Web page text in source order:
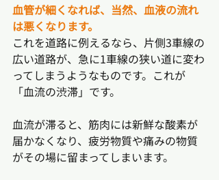
血管が細くなれば、当然、血液の流れ
は悪くなります。
これを道路に例えるなら、片側3車線の
広い道路が、急に1車線の狭い道に変わ
ってしまうようなものです。これが
「血流の渋滞」です。
血流が滞ると、筋肉には新鮮な酸素が
届かなくなり、疲労物質や痛みの物質
がその場に留まってしまいます。